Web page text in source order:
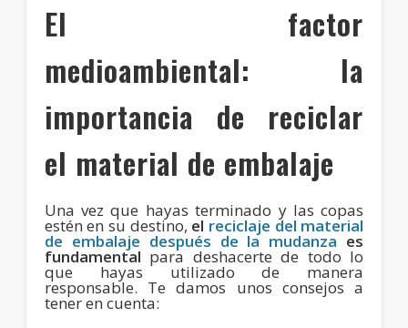
El factor
medioambiental: la
importancia de reciclar
el material de embalaje
Una vez que hayas terminado y las copas
estén en su destino, el reciclaje del material
de embalaje después de la mudanza es
fundamental para deshacerte de todo lo
que hayas utilizado de manera
responsable. Te damos unos consejos a
tener en cuenta: